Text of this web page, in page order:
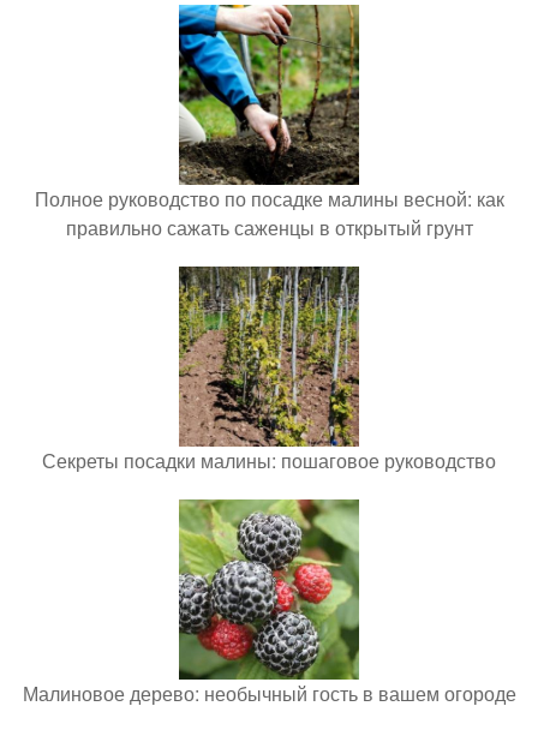
Полное руководство по посадке малины весной: как
правильно сажать саженцы в открытый грунт
Секреты посадки малины: пошаговое руководство
Малиновое дерево: необычный гость в вашем огороде